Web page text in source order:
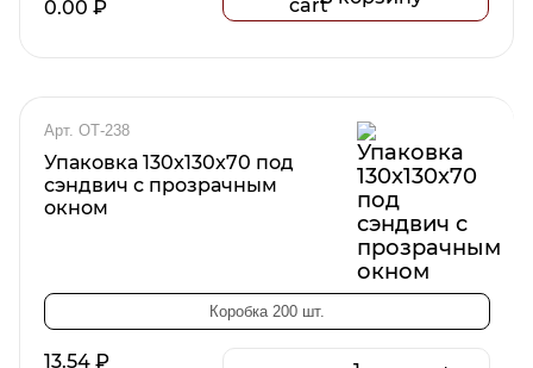
0.00 ₽
Арт. ОТ-238
Упаковка 130x130x70 под
сэндвич с прозрачным
окном
Коробка 200 шт.
13.54 ₽